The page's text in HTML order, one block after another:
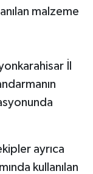
malzeme
İl
ayrıca
kullanılan